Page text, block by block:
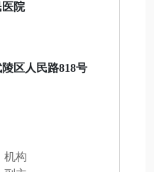
院
区人民路818号
机构